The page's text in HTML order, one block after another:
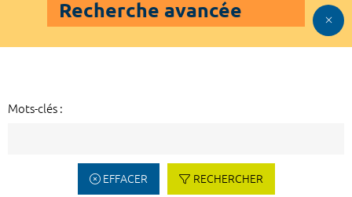
Recherche avancée
Mots-clés :
EFFACER RECHERCHER